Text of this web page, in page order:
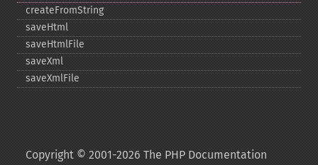
createFromString
saveHtml
saveHtmlFile
saveXml
saveXmlFile
Copyright © 2001-2026 The PHP Documentation